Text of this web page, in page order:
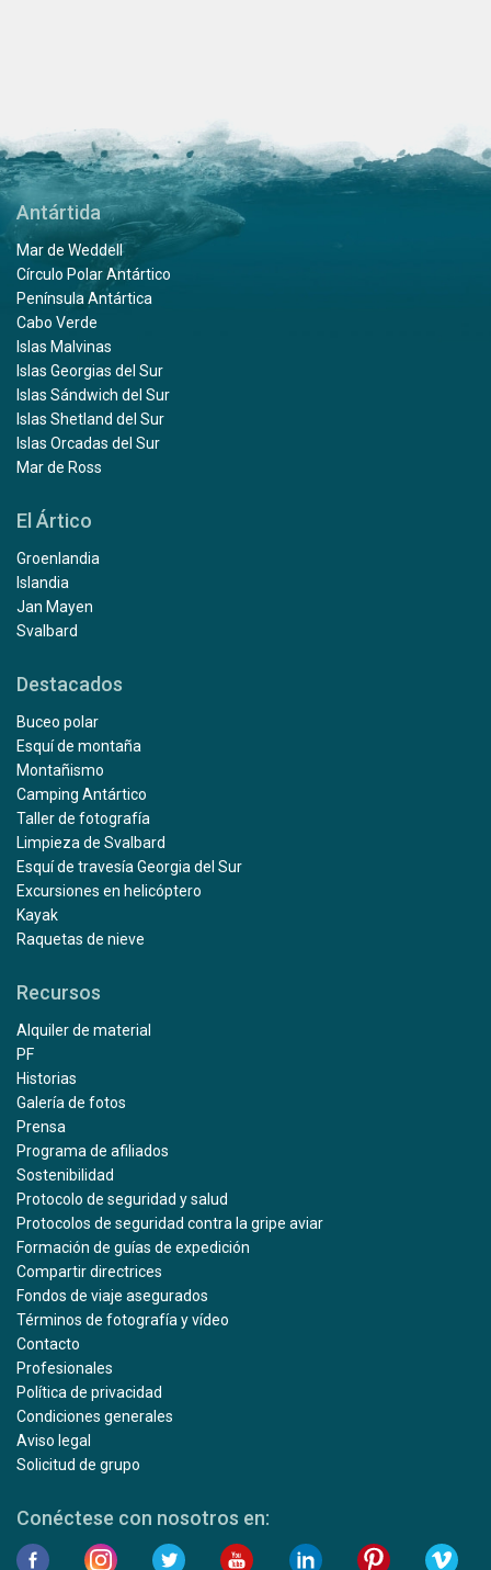
Antártida
Mar de Weddell
Círculo Polar Antártico
Península Antártica
Cabo Verde
Islas Malvinas
Islas Georgias del Sur
Islas Sándwich del Sur
Islas Shetland del Sur
Islas Orcadas del Sur
Mar de Ross
El Ártico
Groenlandia
Islandia
Jan Mayen
Svalbard
Destacados
Buceo polar
Esquí de montaña
Montañismo
Camping Antártico
Taller de fotografía
Limpieza de Svalbard
Esquí de travesía Georgia del Sur
Excursiones en helicóptero
Kayak
Raquetas de nieve
Recursos
Alquiler de material
PF
Historias
Galería de fotos
Prensa
Programa de afiliados
Sostenibilidad
Protocolo de seguridad y salud
Protocolos de seguridad contra la gripe aviar
Formación de guías de expedición
Compartir directrices
Fondos de viaje asegurados
Términos de fotografía y vídeo
Contacto
Profesionales
Política de privacidad
Condiciones generales
Aviso legal
Solicitud de grupo
Conéctese con nosotros en: